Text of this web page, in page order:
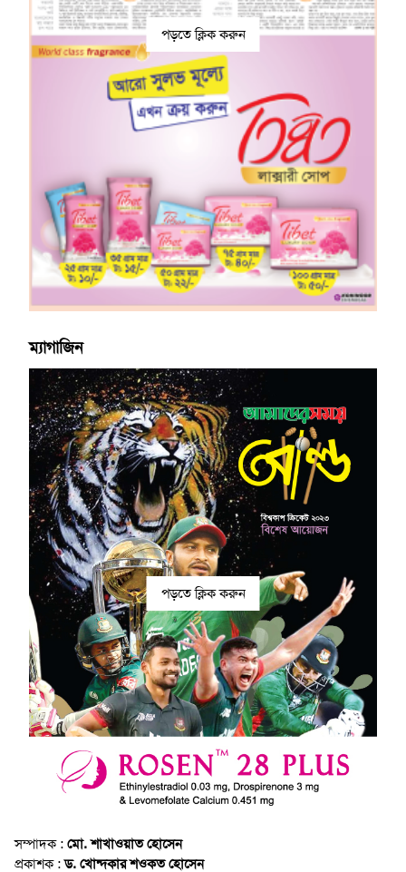
পড়তে ক্লিক করুন
ম্যাগাজিন
পড়তে ক্লিক করুন
সম্পাদক : মো. শাখাওয়াত হোসেন
প্রকাশক :ড. খোন্দকার শওকত হোসেন